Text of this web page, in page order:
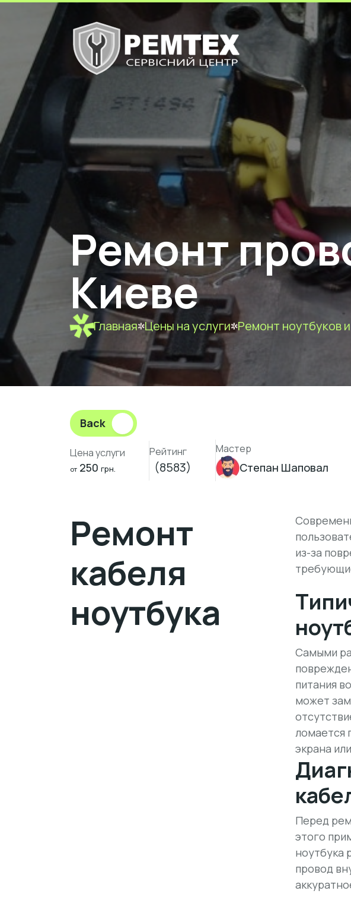
Ремонт
Киеве
Главная Цены на услуги Ремонт ноутбуков
Back
Цена услуги
от 250 грн.
Рейтинг
(8583)
Мастер
Степан Шаповал
Ремонт
кабеля
ноутбука
из-за
Самыми
питания
может
ломается
экрана
Перед
этого
ноутбука
провод